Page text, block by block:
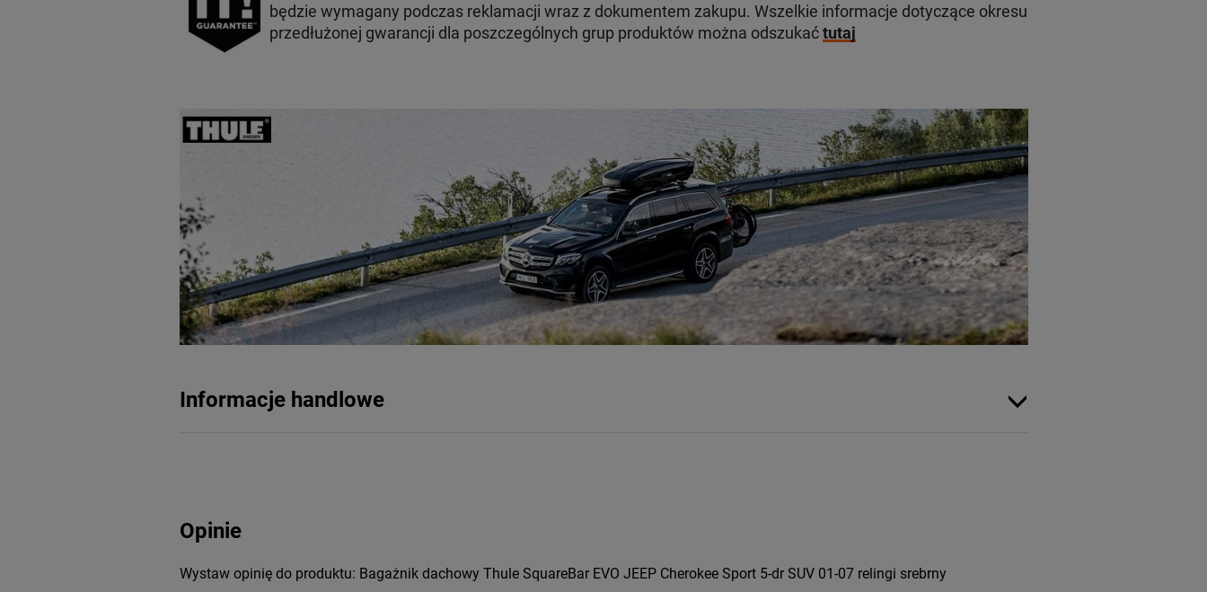
będzie wymagany podczas reklamacji wraz z dokumentem zakupu. Wszelkie informacje dotyczące okresu
przedłużonej gwarancji dla poszczególnych grup produktów można odszukaćtutaj
Informacje handlowe
Opinie
Wystaw opinię do produktu: Bagażnik dachowy Thule SquareBar EVO JEEP Cherokee Sport 5-dr SUV 01-07 relingi srebrny